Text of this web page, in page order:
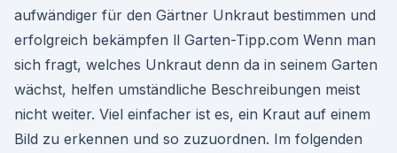
aufwändiger für den Gärtner Unkraut bestimmen und
erfolgreich bekämpfen ll Garten-Tipp.com Wenn man
sich fragt, welches Unkraut denn da in seinem Garten
wächst, helfen umständliche Beschreibungen meist
nicht weiter. Viel einfacher ist es, ein Kraut auf einem
Bild zu erkennen und so zuzuordnen. Im folgenden